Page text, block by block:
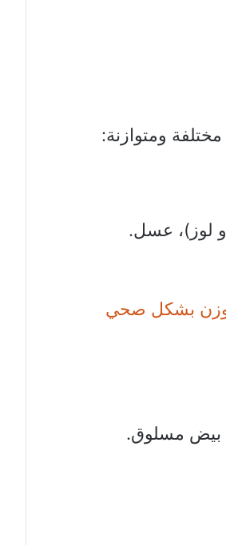
لوز)، عسل.
بشكل صحي
بيض مسلوق.